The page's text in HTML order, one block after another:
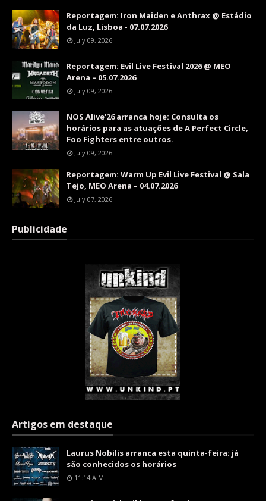
Reportagem: Iron Maiden e Anthrax @ Estádio
da Luz, Lisboa - 07.07.2026
July 09, 2026
Reportagem: Evil Live Festival 2026 @ MEO
Arena – 05.07.2026
July 09, 2026
NOS Alive'26 arranca hoje: Consulta os
horários para as atuações de A Perfect Circle,
Foo Fighters entre outros.
July 09, 2026
Reportagem: Warm Up Evil Live Festival @ Sala
Tejo, MEO Arena – 04.07.2026
July 07, 2026
Publicidade
Artigos em destaque
Laurus Nobilis arranca esta quinta-feira: já
são conhecidos os horários
11:14 A.m.